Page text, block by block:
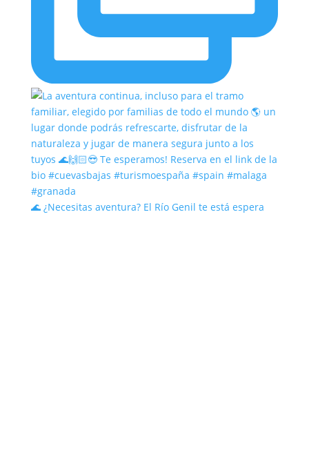
🌊 ¿Necesitas aventura? El Río Genil te está espera